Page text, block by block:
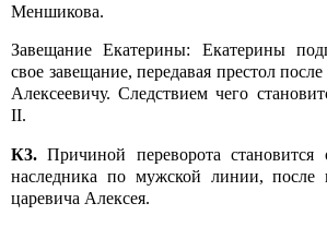
Меншикова.
Завещание Екатерины: Екатерины
свое завещание, передавая престол
Алексеевичу. Следствием чего
II.
К3.Причиной переворота становится
наследника по мужской линии, после
царевича Алексея.